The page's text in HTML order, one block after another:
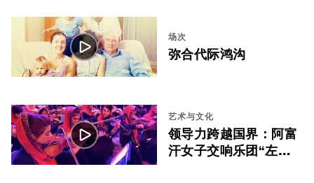
场次
弥合代际鸿沟
艺术与文化
领导力跨越国界：阿富
汗女子交响乐团“左